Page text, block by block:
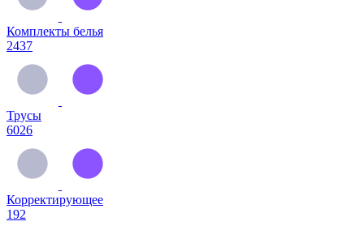
Комплекты белья
2437
Трусы
6026
Корректирующее
192